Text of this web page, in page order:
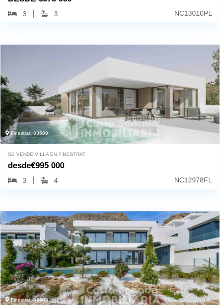
3 3 NC13010PL
Finestrat, 03509
SE VENDE VILLA EN FINESTRAT
desde€995 000
3 4 NC12978FL
Finestrat, 03509